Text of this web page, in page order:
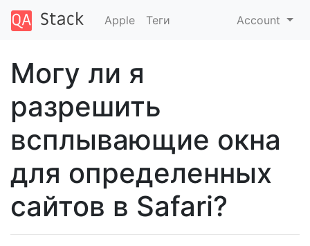
Apple Теги Account
Могу ли я
разрешить
всплывающие окна
для определенных
сайтов в Safari?